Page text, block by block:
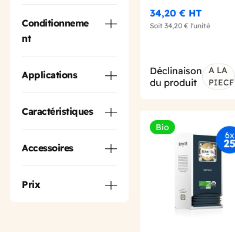
Conditionneme
nt
Applications
Caractéristiques
Accessoires
Prix
34,20 € HT
Soit 34,20 € l'unité
Déclinaison
du produit
A LA
PIECE
Bio